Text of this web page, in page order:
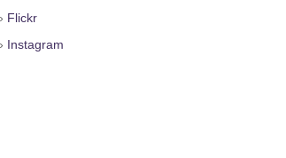
Flickr
Instagram